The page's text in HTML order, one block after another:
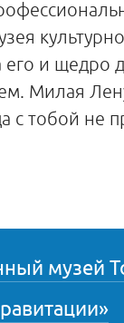
его и щедро
Милая
с тобой не
музей